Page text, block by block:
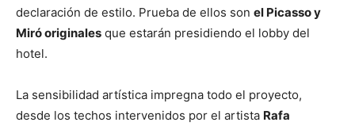
declaración de estilo. Prueba de ellos son el Picasso y
Miró originales que estarán presidiendo el lobby del
hotel.
La sensibilidad artística impregna todo el proyecto,
desde los techos intervenidos por el artista Rafa